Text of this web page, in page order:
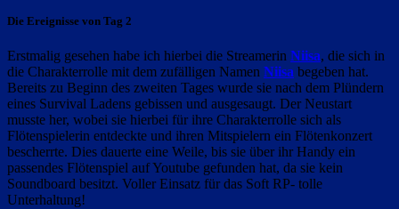
Die Ereignisse von Tag 2
Erstmalig gesehen habe ich hierbei die Streamerin Niisa, die sich in
die Charakterrolle mit dem zufälligen Namen Niisa begeben hat.
Bereits zu Beginn des zweiten Tages wurde sie nach dem Plündern
eines Survival Ladens gebissen und ausgesaugt. Der Neustart
musste her, wobei sie hierbei für ihre Charakterrolle sich als
Flötenspielerin entdeckte und ihren Mitspielern ein Flötenkonzert
bescherrte. Dies dauerte eine Weile, bis sie über ihr Handy ein
passendes Flötenspiel auf Youtube gefunden hat, da sie kein
Soundboard besitzt. Voller Einsatz für das Soft RP- tolle
Unterhaltung!